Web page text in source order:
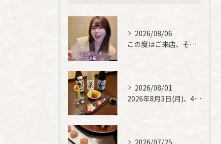
2026/08/06
この度はご来店、そして素敵なご紹介誠にありがとうございます✨...
2026/08/01
2026年8月3日(月)、4日(火)は、臨時休業させて頂きま...
2026/07/25